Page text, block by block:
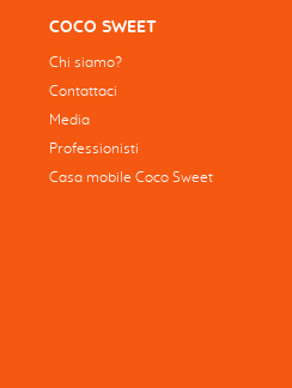
COCO SWEET
Chi siamo?
Contattaci
Media
Professionisti
Casa mobile Coco Sweet